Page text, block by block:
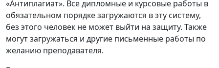
«Антиплагиат». Все дипломные и курсовые работы в
обязательном порядке загружаются в эту систему,
без этого человек не может выйти на защиту. Также
могут загружаться и другие письменные работы по
желанию преподавателя.